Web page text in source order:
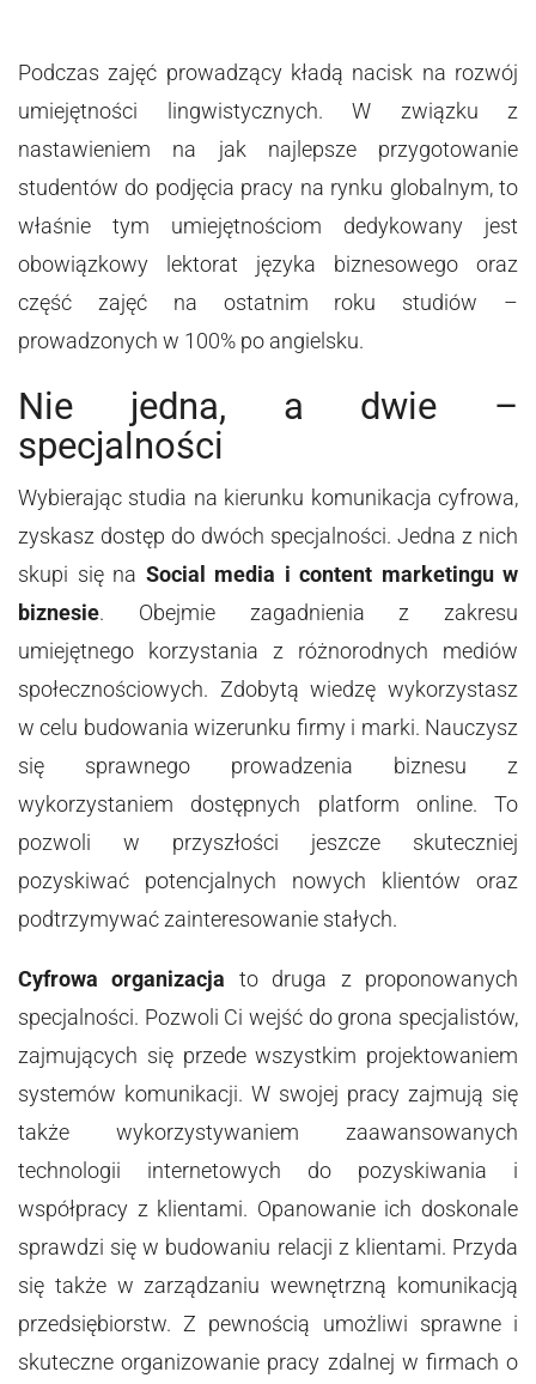
Podczas zajęć prowadzący kładą nacisk na rozwój
umiejętności lingwistycznych. W związku z
nastawieniem na jak najlepsze przygotowanie
studentów do podjęcia pracy na rynku globalnym, to
właśnie tym umiejętnościom dedykowany jest
obowiązkowy lektorat języka biznesowego oraz
część zajęć na ostatnim roku studiów –
prowadzonych w 100% po angielsku.
Nie jedna, a dwie –
specjalności
Wybierając studia na kierunku komunikacja cyfrowa,
zyskasz dostęp do dwóch specjalności. Jedna z nich
skupi się na Social media i content marketingu w
biznesie. Obejmie zagadnienia z zakresu
umiejętnego korzystania z różnorodnych mediów
społecznościowych. Zdobytą wiedzę wykorzystasz
w celu budowania wizerunku firmy i marki. Nauczysz
się sprawnego prowadzenia biznesu z
wykorzystaniem dostępnych platform online. To
pozwoli w przyszłości jeszcze skuteczniej
pozyskiwać potencjalnych nowych klientów oraz
podtrzymywać zainteresowanie stałych.
Cyfrowa organizacja to druga z proponowanych
specjalności. Pozwoli Ci wejść do grona specjalistów,
zajmujących się przede wszystkim projektowaniem
systemów komunikacji. W swojej pracy zajmują się
także wykorzystywaniem zaawansowanych
technologii internetowych do pozyskiwania i
współpracy z klientami. Opanowanie ich doskonale
sprawdzi się w budowaniu relacji z klientami. Przyda
się także w zarządzaniu wewnętrzną komunikacją
przedsiębiorstw. Z pewnością umożliwi sprawne i
skuteczne organizowanie pracy zdalnej w firmach o